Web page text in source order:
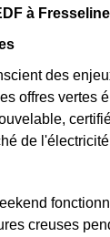
à
des
offres vertes
de l'électricité
creuses